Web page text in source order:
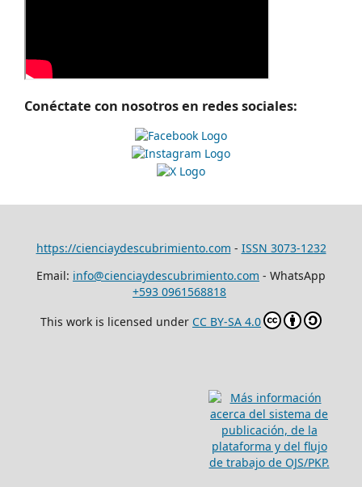
Conéctate con nosotros en redes sociales:
https://cienciaydescubrimiento.com - ISSN 3073-1232
Email: info@cienciaydescubrimiento.com - WhatsApp
+593 0961568818
This work is licensed under CC BY-SA 4.0